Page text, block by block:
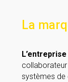
La
systèmes de